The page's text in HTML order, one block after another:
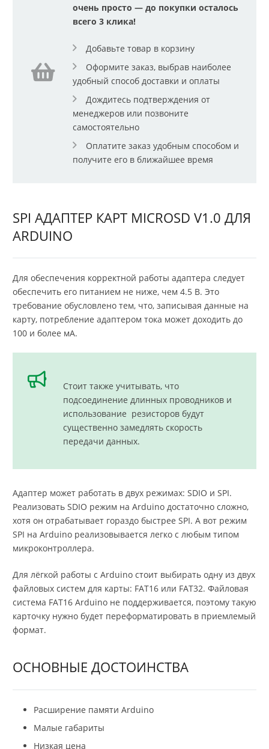
очень просто — до покупки осталось
всего 3 клика!
Добавьте товар в корзину
Оформите заказ, выбрав наиболее
удобный способ доставки и оплаты
Дождитесь подтверждения от
менеджеров или позвоните
самостоятельно
Оплатите заказ удобным способом и
получите его в ближайшее время
SPI АДАПТЕР КАРТ MICROSD V1.0 ДЛЯ
ARDUINO
Для обеспечения корректной работы адаптера следует
обеспечить его питанием не ниже, чем 4.5 В. Это
требование обусловлено тем, что, записывая данные на
карту, потребление адаптером тока может доходить до
100 и более мА.
Стоит также учитывать, что
подсоединение длинных проводников и
использование резисторов будут
существенно замедлять скорость
передачи данных.
Адаптер может работать в двух режимах: SDIO и SPI.
Реализовать SDIO режим на Arduino достаточно сложно,
хотя он отрабатывает гораздо быстрее SPI. А вот режим
SPI на Arduino реализовывается легко с любым типом
микроконтроллера.
Для лёгкой работы с Arduino стоит выбирать одну из двух
файловых систем для карты: FAT16 или FAT32. Файловая
система FAT16 Arduino не поддерживается, поэтому такую
карточку нужно будет переформатировать в приемлемый
формат.
ОСНОВНЫЕ ДОСТОИНСТВА
Расширение памяти Arduino
Малые габариты
Низкая цена